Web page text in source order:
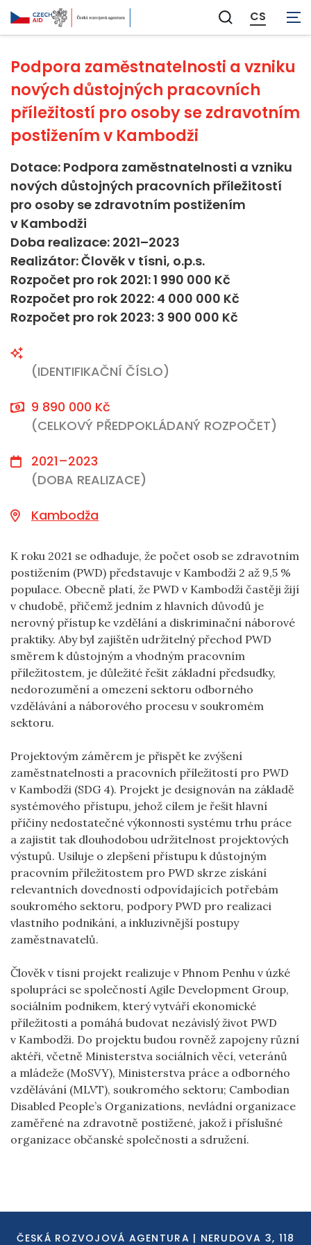
Zobrazit
vyhledávání
CS
Veřejná správa
Podpora zaměstnatelnosti a vzniku
nových důstojných pracovních
příležitostí pro osoby se zdravotním
postižením v Kambodži
Dotace: Podpora zaměstnatelnosti a vzniku
nových důstojných pracovních příležitostí
pro osoby se zdravotním postižením
v Kambodži
Doba realizace: 2021–2023
Realizátor: Člověk v tísni, o.p.s.
Rozpočet pro rok 2021: 1 990 000 Kč
Rozpočet pro rok 2022: 4 000 000 Kč
Rozpočet pro rok 2023: 3 900 000 Kč
(IDENTIFIKAČNÍ ČÍSLO)
9 890 000 Kč
(CELKOVÝ PŘEDPOKLÁDANÝ ROZPOČET)
2021–2023
(DOBA REALIZACE)
Kambodža
K roku 2021 se odhaduje, že počet osob se zdravotním
postižením (PWD) představuje v Kambodži 2 až 9,5 %
populace. Obecně platí, že PWD v Kambodži častěji žijí
v chudobě, přičemž jedním z hlavních důvodů je
nerovný přístup ke vzdělání a diskriminační náborové
praktiky. Aby byl zajištěn udržitelný přechod PWD
směrem k důstojným a vhodným pracovním
příležitostem, je důležité řešit základní předsudky,
nedorozumění a omezení sektoru odborného
vzdělávání a náborového procesu v soukromém
sektoru.
Projektovým záměrem je přispět ke zvýšení
zaměstnatelnosti a pracovních příležitostí pro PWD
v Kambodži (SDG 4). Projekt je designován na základě
systémového přístupu, jehož cílem je řešit hlavní
příčiny nedostatečné výkonnosti systému trhu práce
a zajistit tak dlouhodobou udržitelnost projektových
výstupů. Usiluje o zlepšení přístupu k důstojným
pracovním příležitostem pro PWD skrze získání
relevantních dovedností odpovídajících potřebám
soukromého sektoru, podpory PWD pro realizaci
vlastního podnikání, a inkluzivnější postupy
zaměstnavatelů.
Člověk v tísni projekt realizuje v Phnom Penhu v úzké
spolupráci se společností Agile Development Group,
sociálním podnikem, který vytváří ekonomické
příležitosti a pomáhá budovat nezávislý život PWD
v Kambodži. Do projektu budou rovněž zapojeny různí
aktéři, včetně Ministerstva sociálních věcí, veteránů
a mládeže (MoSVY), Ministerstva práce a odborného
vzdělávání (MLVT), soukromého sektoru; Cambodian
Disabled People’s Organizations, nevládní organizace
zaměřené na zdravotně postižené, jakož i příslušné
organizace občanské společnosti a sdružení.
ČESKÁ ROZVOJOVÁ AGENTURA | NERUDOVA 3, 118